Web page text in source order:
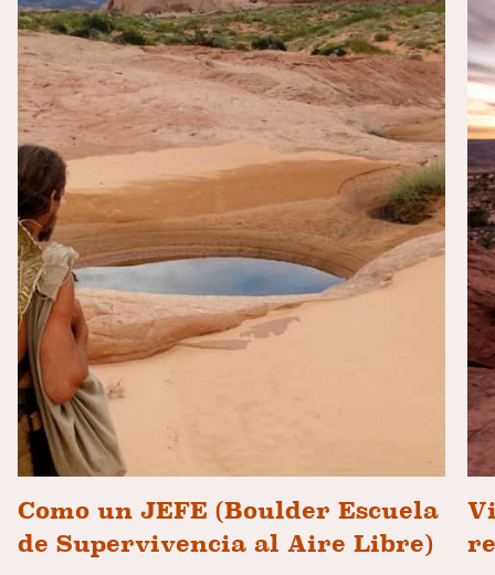
Como un JEFE (Boulder Escuela
de Supervivencia al Aire Libre)